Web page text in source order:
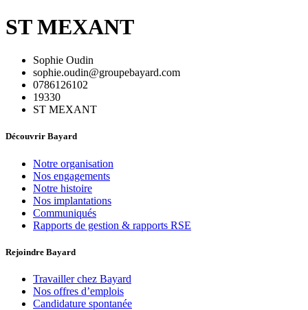
ST MEXANT
Sophie Oudin
sophie.oudin@groupebayard.com
0786126102
19330
ST MEXANT
Découvrir Bayard
Notre organisation
Nos engagements
Notre histoire
Nos implantations
Communiqués
Rapports de gestion & rapports RSE
Rejoindre Bayard
Travailler chez Bayard
Nos offres d’emplois
Candidature spontanée